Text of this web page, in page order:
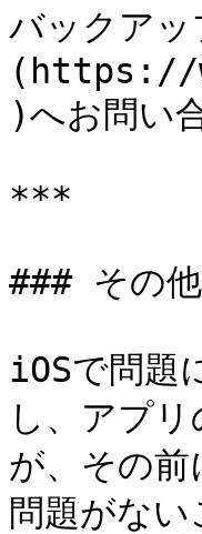
バックア
(https://
)へお問い
***
### その
iOSで問題
し、アプ
が、その
問題がな